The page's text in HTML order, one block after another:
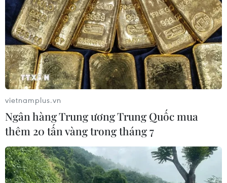
vietnamplus.vn
Ngân hàng Trung ương Trung Quốc mua
thêm 20 tấn vàng trong tháng 7